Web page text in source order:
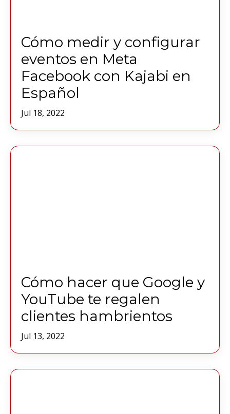
Cómo medir y configurar
eventos en Meta
Facebook con Kajabi en
Español
Jul 18, 2022
Cómo hacer que Google y
YouTube te regalen
clientes hambrientos
Jul 13, 2022